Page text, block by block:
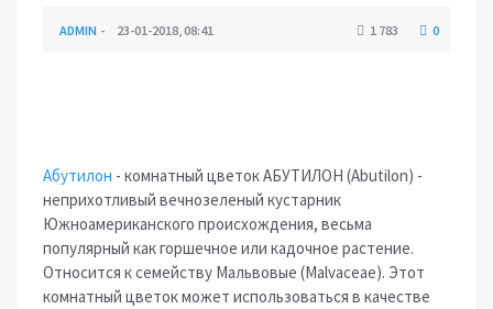
ADMIN 23-01-2018, 08:41 1 783 0
Абутилон - комнатный цветок АБУТИЛОН (Abutilon) -
неприхотливый вечнозеленый кустарник
Южноамериканского происхождения, весьма
популярный как горшечное или кадочное растение.
Относится к семейству Мальвовые (Malvaceae). Этот
комнатный цветок может использоваться в качестве